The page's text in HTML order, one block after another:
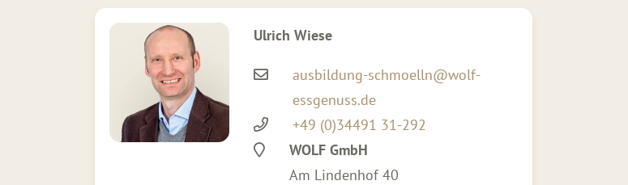
Ulrich Wiese
ausbildung-schmoelln@wolf-
essgenuss.de
+49 (0)34491 31-292
WOLF GmbH
Am Lindenhof 40